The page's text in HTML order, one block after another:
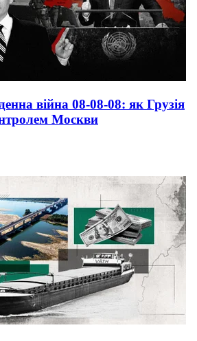
війна 08-08-08: як Грузія
Москви